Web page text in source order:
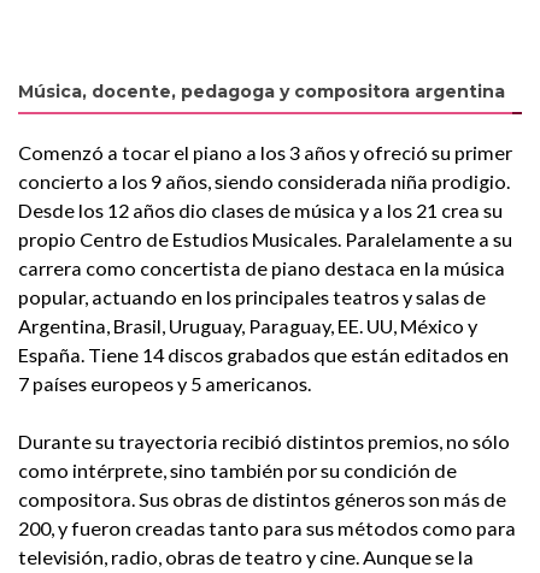
Música, docente, pedagoga y compositora argentina
Comenzó a tocar el piano a los 3 años y ofreció su primer
concierto a los 9 años, siendo considerada niña prodigio.
Desde los 12 años dio clases de música y a los 21 crea su
propio Centro de Estudios Musicales. Paralelamente a su
carrera como concertista de piano destaca en la música
popular, actuando en los principales teatros y salas de
Argentina, Brasil, Uruguay, Paraguay, EE. UU, México y
España. Tiene 14 discos grabados que están editados en
7 países europeos y 5 americanos.
Durante su trayectoria recibió distintos premios, no sólo
como intérprete, sino también por su condición de
compositora. Sus obras de distintos géneros son más de
200, y fueron creadas tanto para sus métodos como para
televisión, radio, obras de teatro y cine. Aunque se la